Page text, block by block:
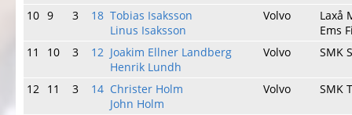
10 9 3 18 Tobias Isaksson
Linus Isaksson
Volvo
Laxå
Ems
11
10 3 12 Joakim Ellner Landberg
Henrik Lundh
Volvo SMK
12 11 3 14 Christer Holm
John Holm
Volvo SMK